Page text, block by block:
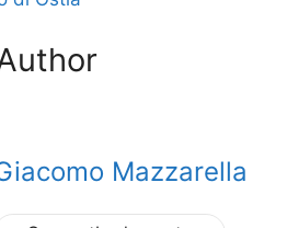
Mazzarella